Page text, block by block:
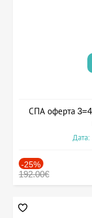
СПА оферта
-25%
192.00€